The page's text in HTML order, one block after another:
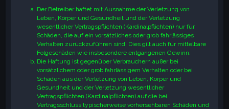
Der Betreiber haftet mit Ausnahme der Verletzung von
Leben, Körper und Gesundheit und der Verletzung
wesentlicher Vertragspflichten (Kardinalpflichten) nur für
Schäden, die auf ein vorsätzliches oder grob fahrlässiges
Verhalten zurückzuführen sind. Dies gilt auch für mittelbare
Folgeschäden wie insbesondere entgangenen Gewinn.
Die Haftung ist gegenüber Verbrauchern außer bei
vorsätzlichem oder grob fahrlässigem Verhalten oder bei
Schäden aus der Verletzung von Leben, Körper und
Gesundheit und der Verletzung wesentlicher
Vertragspflichten (Kardinalpflichten) auf die bei
Vertragsschluss typischerweise vorhersehbaren Schäden und